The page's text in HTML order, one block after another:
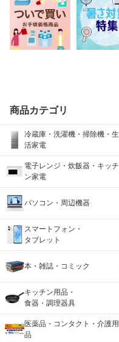
商品カテゴリ
冷蔵庫・洗濯機・掃除機・生
活家電
電子レンジ・炊飯器・キッチ
ン家電
パソコン・周辺機器
スマートフォン・
タブレット
本・雑誌・コミック
キッチン用品・
食器・調理器具
医薬品・コンタクト・介護用
品